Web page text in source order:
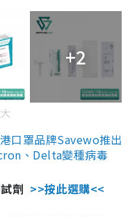
+2
口罩品牌Savewo推出
、Delta變種病毒
劑 >>按此選購<<